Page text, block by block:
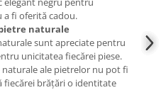
fi oferită cadou.
naturale
sunt apreciate pentru
unicitatea fiecărei piese.
ale pietrelor nu pot fi
fiecărei brățări o identitate